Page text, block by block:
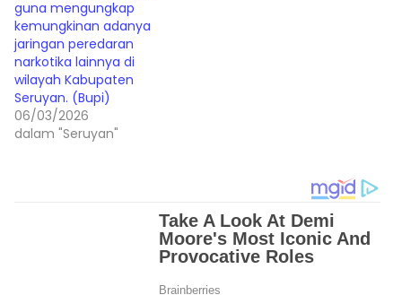
guna mengungkap
kemungkinan adanya
jaringan peredaran
narkotika lainnya di
wilayah Kabupaten
Seruyan. (Bupi)
06/03/2026
dalam "Seruyan"